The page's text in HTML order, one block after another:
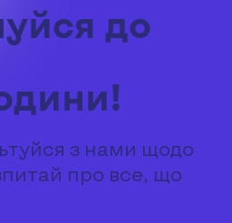
до
з нами щодо
про все, що